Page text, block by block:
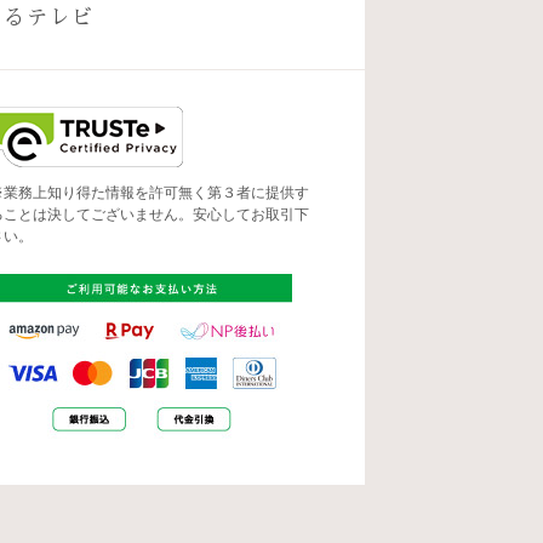
テレビ
務上知り得た情報を許可無く第３者に提供す
ことは決してございません。安心してお取引下
。